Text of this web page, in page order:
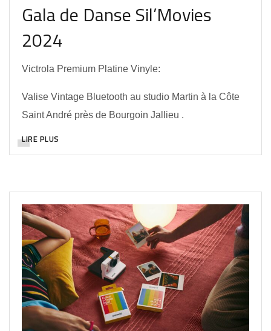
Gala de Danse Sil’Movies
2024
Victrola Premium Platine Vinyle:
Valise Vintage Bluetooth au studio Martin à la Côte
Saint André près de Bourgoin Jallieu .
LIRE PLUS